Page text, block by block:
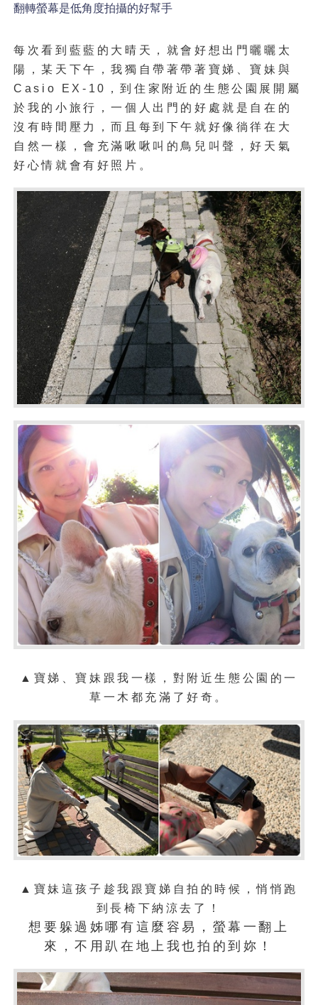
翻轉螢幕是低角度拍攝的好幫手
每次看到藍藍的大晴天，就會好想出門曬曬太
陽，某天下午，我獨自帶著帶著 寶娣、寶妹與
Casio EX-10，到住家附近的生態公園 展開屬
於我的小旅行，一個人出門的好處就是自在的
沒有時間壓力，而且每到下午就好像徜徉在大
自然一樣，會充滿啾啾叫的鳥兒叫聲，好天氣
好心情就會有好照片。
▲寶娣、寶妹跟我一樣，對附近生態公園的一
草一木都充滿了好奇。
▲ 寶妹這孩子趁我跟寶娣自拍的時候，悄悄跑
到長椅下納涼去了！
想要躲過姊哪有這麼容易，螢幕一翻上
來，不用趴在地上我也拍的到妳！